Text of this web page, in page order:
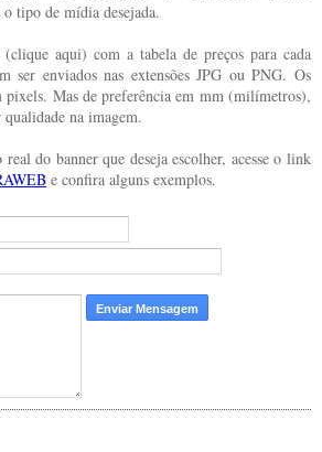
tipo de mídia desejada.
aqui) com a tabela de preços para cada
ser enviados nas extensões JPG ou PNG. Os
pixels. Mas de preferência em mm (milímetros),
na imagem.
real do banner que deseja escolher, acesse o link
e confira alguns exemplos.